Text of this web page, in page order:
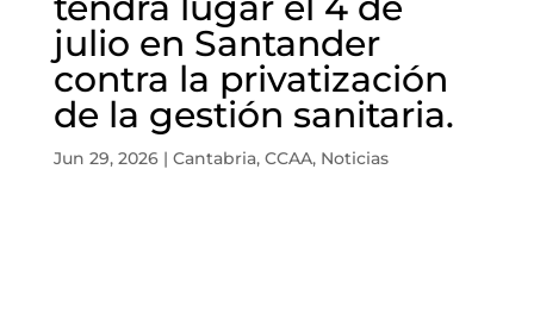
julio en Santander
contra la privatización
de la gestión sanitaria.
Jun 29, 2026| Cantabria, CCAA, Noticias